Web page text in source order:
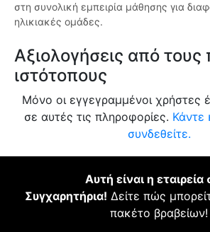
στη συνολική εμπειρία μάθησης για
ηλικιακές ομάδες.
Αξιολογήσεις από
ιστότοπους
Μόνο οι εγγεγραμμένοι χρήστες
σε αυτές τις πληροφορίες. Κάντε
συνδεθείτε.
Αυτή είναι η εταιρεία
Συγχαρητήρια! Δείτε πώς
πακέτο βραβείων!